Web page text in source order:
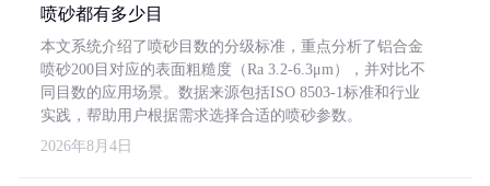
喷砂都有多少目
本文系统介绍了喷砂目数的分级标准，重点分析了铝合金
喷砂200目对应的表面粗糙度（Ra 3.2-6.3μm），并对比不
同目数的应用场景。数据来源包括ISO 8503-1标准和行业
实践，帮助用户根据需求选择合适的喷砂参数。
2026年8月4日